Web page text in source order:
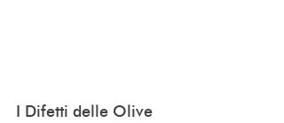
I Difetti delle Olive